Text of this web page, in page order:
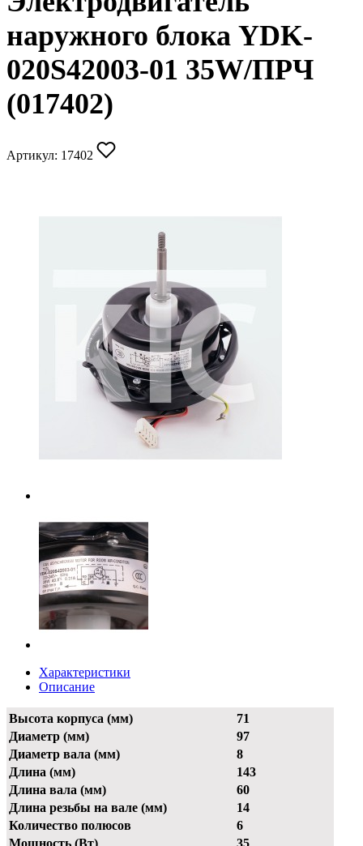
наружного блока YDK-
020S42003-01 35W/ПРЧ
(017402)
Артикул: 17402
Характеристики
Описание
Высота корпуса (мм)
71
Диаметр (мм)
97
Диаметр вала (мм)
8
Длина (мм)
143
Длина вала (мм)
60
Длина резьбы на вале (мм)
14
Количество полюсов
6